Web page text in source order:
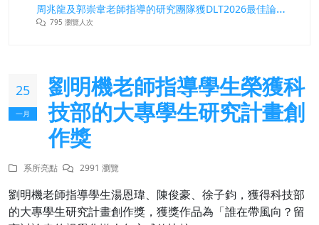
周兆龍及郭崇韋老師指導的研究團隊獲DLT2026最佳論文獎
795 瀏覽人次
25
一月
劉明機老師指導學生榮獲科
技部的大專學生研究計畫創
作獎
系所亮點 2991 瀏覽
劉明機老師指導學生湯恩瑋、陳俊豪、徐子鈞，獲得科技部
的大專學生研究計畫創作獎，獲獎作品為「誰在帶風向？留